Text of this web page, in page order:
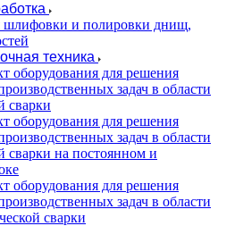
шлифовки и полировки днищ,
техника
оборудования для решения
задач в области
сварки
оборудования для решения
задач в области
сварки на постоянном и
оборудования для решения
задач в области
сварки